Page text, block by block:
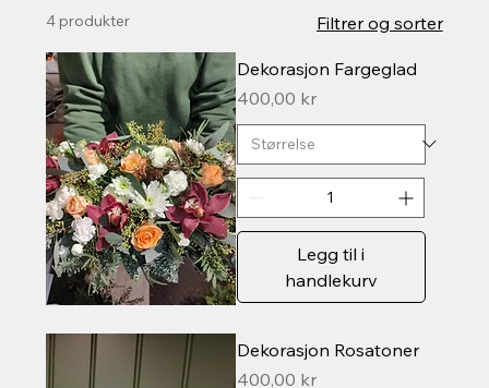
4 produkter Filtrer og sorter
Dekorasjon Fargeglad
Pris
400,00 kr
Legg til i
handlekurv
Dekorasjon Rosatoner
Pris
400,00 kr